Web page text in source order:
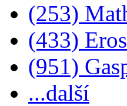
(253)
(433) Eros
(951)
...další